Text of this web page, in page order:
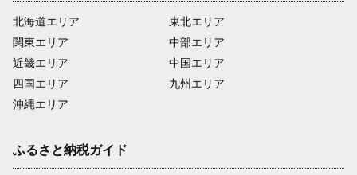
北海道エリア
関東エリア
近畿エリア
四国エリア
沖縄エリア
東北エリア
中部エリア
中国エリア
九州エリア
ふるさと納税ガイド